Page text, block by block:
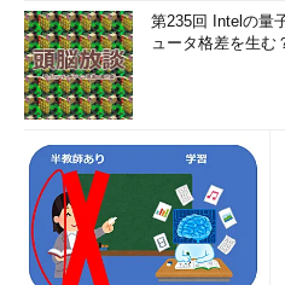
第235回 Intelの量
ュータ格差を生む